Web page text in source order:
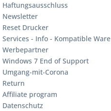
Haftungsausschluss
Newsletter
Reset Drucker
Services - Info - Kompatible Ware
Werbepartner
Windows 7 End of Support
Umgang-mit-Corona
Return
Affiliate program
Datenschutz